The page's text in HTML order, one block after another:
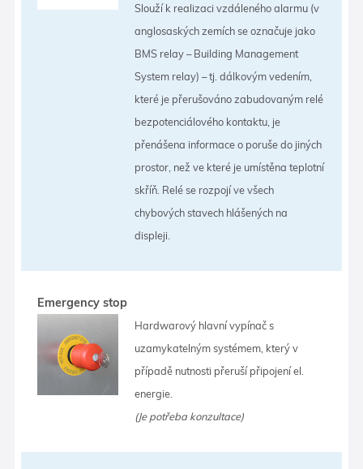
Slouží k realizaci vzdáleného alarmu (v
anglosaských zemích se označuje jako
BMS relay – Building Management
System relay) – tj. dálkovým vedením,
které je přerušováno zabudovaným relé
bezpotenciálového kontaktu, je
přenášena informace o poruše do jiných
prostor, než ve které je umístěna teplotní
skříň. Relé se rozpojí ve všech
chybových stavech hlášených na
displeji.
Emergency stop
Hardwarový hlavní vypínač s
uzamykatelným systémem, který v
případě nutnosti přeruší připojení el.
energie.
(Je potřeba konzultace)